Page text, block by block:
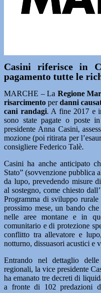
Casini riferisce in
pagamento tutte le
MARCHE – La Regione
risarcimento perdanni
cani randagi. A fine 2017 e
sono state pagate o poste
presidente Anna Casini,
mozione (poi ritirata per
consigliere Federico Talè.
Casini ha anche anticipato
Stato” (sovvenzione pubblica
da lupo, prevedendo misure
al sostegno, come chiesto
Programma di sviluppo
prossimo mese, un bando
nelle aree montane e in
comunitario e di protezione
conflitto tra allevatore e
notturno, dissuasori acustici e
Entrando nel dettaglio
regionali, la vice presidente
ha emanato tre decreti di
a fronte di 102 predazioni